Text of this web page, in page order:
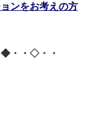
ンをお考えの方
・・◇・・